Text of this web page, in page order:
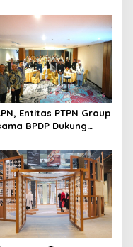
Akses
Tol Jogja-Solo
Dukung Konektivitas
Entitas PTPN Group
BPDP Dukung
Workshop Pangan
Berbasis Minyak